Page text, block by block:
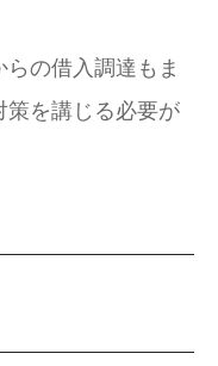
の借入調達もま
策を講じる必要が